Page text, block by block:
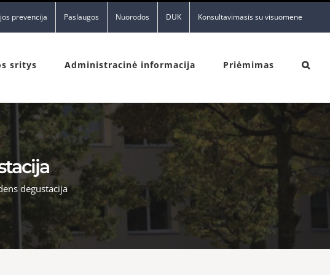
prevencija Paslaugos Nuorodos DUK Konsultavimasis su visuomene
sritys Administracinė informacija Priėmimas
degustacija